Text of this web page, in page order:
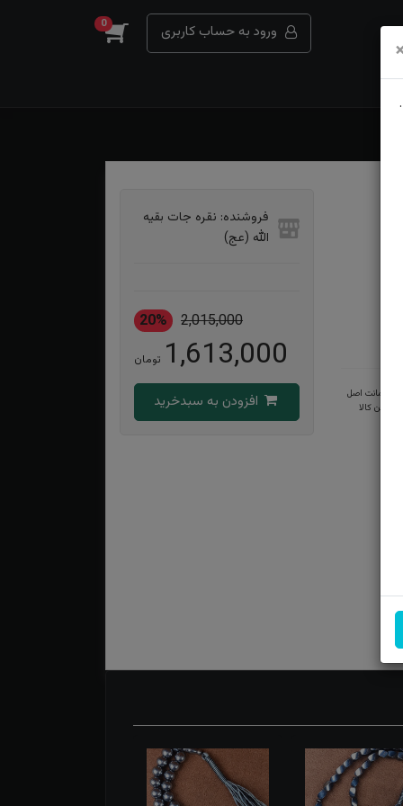
ورود به حساب کاربری 0
ضمانت اصل
بودن کالا
فروشنده: نقره جات بقیه
الله (عج)
2,015,000
20%
1,613,000 تومان